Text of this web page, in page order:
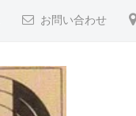
お問い合わせ